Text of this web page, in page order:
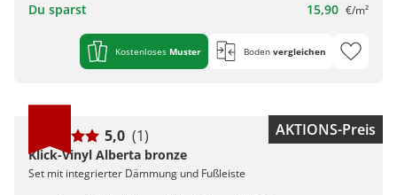
Du sparst 15,90 €/m²
Kostenloses Muster Boden vergleichen
AKTIONS-Preis
5,0 (1)
Klick-Vinyl Alberta bronze
Set mit integrierter Dämmung und Fußleiste